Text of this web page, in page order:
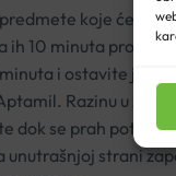
koje ćete
ih 10 minuta
i ostavite je
Razinu u
dok se prah
strani